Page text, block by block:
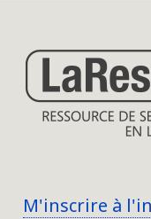
M'inscrire à